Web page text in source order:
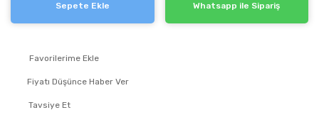
Sepete Ekle Whatsapp ile Sipariş
Fiyatı Düşünce Haber Ver
Tavsiye Et